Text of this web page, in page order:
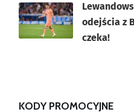
odejścia z
czeka!
KODY PROMOCYJNE